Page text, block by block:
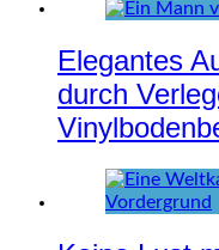
Elegantes
durch